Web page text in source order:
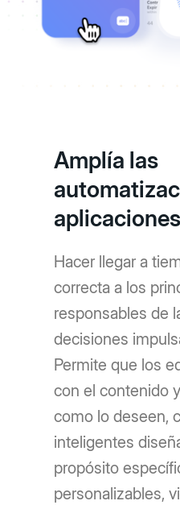
Amplía las
Hacer llegar a
correcta a los
responsables de
decisiones
Permite que los
con el contenido
como lo deseen,
inteligentes
propósito
personalizables,